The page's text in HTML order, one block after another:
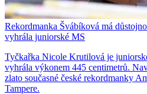
Rekordmanka Švábíková má
vyhrála juniorské MS
Tyčkařka Nicole Krutilová je
vyhrála výkonem 445 centimetrů.
zlato současné české rekordmanky
Tampere.